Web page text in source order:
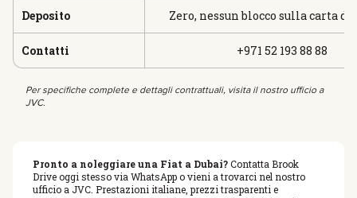
Deposito Zero, nessun blocco sulla carta
Contatti +971 52 193 88 88
Per specifiche complete e dettagli contrattuali, visita il nostro ufficio a
JVC.
Pronto a noleggiare una Fiat a Dubai?Contatta Brook
Drive oggi stesso via WhatsApp o vieni a trovarci nel nostro
ufficio a JVC. Prestazioni italiane, prezzi trasparenti e